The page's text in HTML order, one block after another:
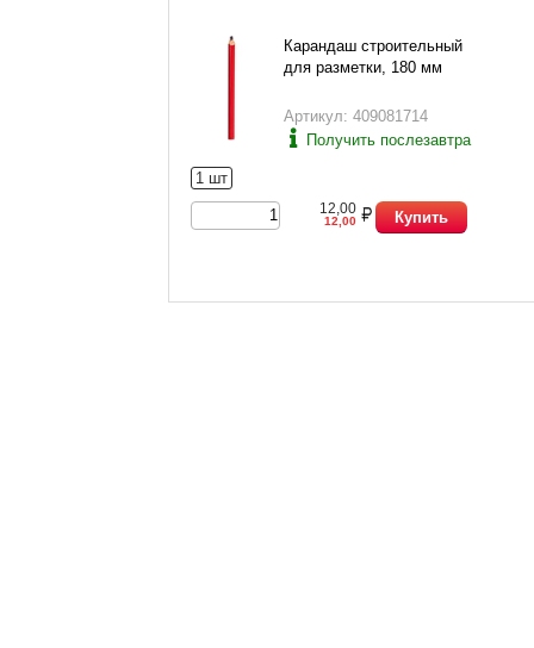
Карандаш строительный
для разметки, 180 мм
Артикул: 409081714
Получить послезавтра
1 шт
12,00
12,00 Купить